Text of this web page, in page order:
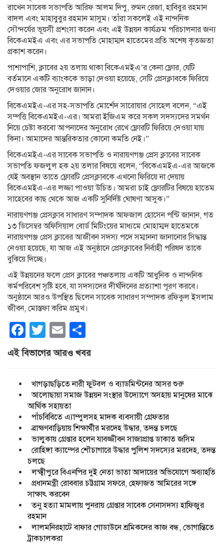
রাখেন সাবেক সভাপতি আরিফ আলম দিপু, রুমন রেজা, হাবিবুর রহমান
বাদল এবং মাহাবুবুর রহমান মাসুম। তাঁরা সকলেই এই নান্দনিক
সৌন্দর্যের ভূয়সী প্রশংসা করেন এবং এই উন্নয়ন কার্যক্রম পরিচালনার জন্য
বিকেএমইএ এবং এর সভাপতি মোহাম্মদ হাতেমের প্রতি অশেষ কৃতজ্ঞতা
প্রকাশ করেন।
পাশাপাশি, ক্লাবের ২য় তলায় থাকা বিকেএমইএ’র কেনা ফ্লোর, যেটি
বর্তমানে একটি ব্যাংককে ভাড়া দেওয়া হয়েছে, সেটি প্রেসক্লাবকে ফিরিয়ে
দেওয়ার জোর অনুরোধ জানান।
বিকেএমইএ-এর সহ-সভাপতি মোর্শেদ সারোয়ার সোহেল বলেন, “এই
সম্পত্তি বিকেএমইএ-এর। আমরা ইজিএম করে সকল সদস্যদের সমর্থন
নিয়ে চেষ্টা করবো আপনাদের অনুরোধ রেখে ফ্লোরটি ফিরিয়ে দেওয়া যায়
কিনা। আমাদের আন্তরিকতার কোনো কমতি নেই।”
বিকেএমইএ-এর সাবেক সভাপতি ও নারায়ণগঞ্জ প্রেস ক্লাবের সাবেক
সভাপতি ফজলুল হক ২য় তলার বিষয়ে বলেন, “বিকেএমইএ-এর আজকে
যেই অবস্থান তাতে ফ্লোরটি প্রেসক্লাবকে এখনো ফিরিয়ে না দেয়ায়
বিকেএমইএ-এর লজ্জা পাওয়া উচিত। আমরা চাই ফ্লোরটির বিষয়ে হাতেম
সাহেবের কাছ থেকে আজ একটি সুনির্দিষ্ট ঘোষণা আসুক।”
নারায়ণগঞ্জ প্রেসক্লাব সাধারণ সম্পাদক আফজাল হোসেন পন্টি জানান, গত
১৩ ডিসেম্বর অফিসিয়াল বোর্ড মিটিংয়ের মাধ্যমে মোহাম্মদ হাতেমকে
নারায়ণগঞ্জ প্রেস ক্লাবের আজীবন সদস্য পদে সম্মাননা জানানোর সিদ্ধান্ত
নেওয়া হয়েছে, যা আজ এই অনুষ্ঠানে প্রেসক্লাবের নির্বাহী পরিষদ তাকে
বুঝিয়ে দিচ্ছে।
এই উন্নয়নের ফলে প্রেস ক্লাবের পঞ্চতলায় একটি আধুনিক ও নান্দনিক
কর্মপরিবেশ সৃষ্টি হবে, যা সদস্যদের দীর্ঘদিনের প্রত্যাশা পূরণ করবে।
অনুষ্ঠানে আরও উপস্থিত ছিলেন সাবেক সাধারণ সম্পাদক রফিকুল ইসলাম
জীবন, মোস্তফা করিম প্রমুখ।
Facebook
Twitter
Email
এই বিভাগের আরও খবর
খাগড়াছড়িতে নারী ফুটবল ও ব্যাডমিন্টনের আসর শুরু
আলোছায়া সমাজ উন্নয়ন সংস্থার উদ্যোগে অসহায় মানুষের মাঝে
আর্থিক সহায়তা
পাঁচবিবিতে এ্যাম্পুলসহ মাদক ব্যবসায়ী গ্রেফতার
ব্রাহ্মণবাড়িয়ায় শিক্ষার্থীর মরদেহ উদ্ধার, তদন্ত চলছে
ভালুকায় গ্রেপ্তার হলেন যাবজ্জীবন সাজাপ্রাপ্ত ডাকাত জসিম
রোহিঙ্গা ক্যাম্পের শৌচাগারে উদ্ধার পুলিশ সদস্যের মরদেহ, তদন্ত
চলছে
লক্ষ্মীপুরে বিএনপির দুই নেতা ভাতা আদায়ের অভিযোগে অব্যাহতি
প্রধানমন্ত্রী রোববার চট্টগ্রাম সফরে, হেফাজত আমিরের সঙ্গে
সাক্ষাৎ করবেন
তনু হত্যা মামলায় পুনরায় গ্রেপ্তার সাবেক সেনাসদস্য হাফিজুর
রহমান
লালমনিরহাটে বাফার গোডাউনে শ্রমিকদের কাজ বন্ধ, ভোগান্তিতে
ট্রাকচালকরা